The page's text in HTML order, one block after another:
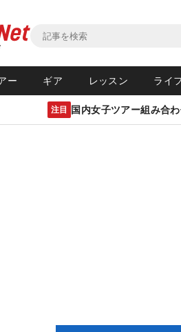
ー ギア レッスン ライ
注目 国内女子ツアー組み合